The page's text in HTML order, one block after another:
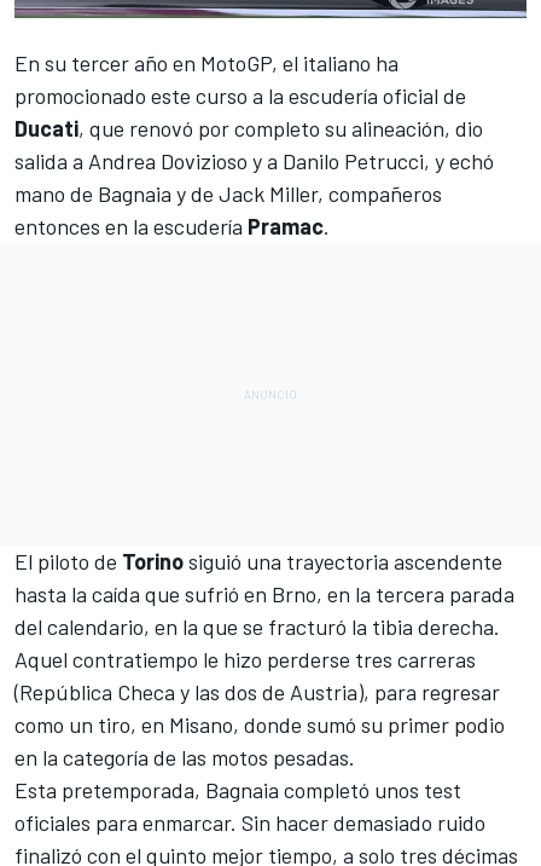
En su tercer año en MotoGP, el italiano ha
promocionado este curso a la escudería oficial de
Ducati, que renovó por completo su alineación, dio
salida a Andrea Dovizioso y a Danilo Petrucci, y echó
mano de Bagnaia y de Jack Miller, compañeros
entonces en la escudería Pramac.
El piloto de Torinosiguió una trayectoria ascendente
hasta la caída que sufrió en Brno, en la tercera parada
del calendario, en la que se fracturó la tibia derecha.
Aquel contratiempo le hizo perderse tres carreras
(República Checa y las dos de Austria), para regresar
como un tiro, en Misano, donde sumó su primer podio
en la categoría de las motos pesadas.
Esta pretemporada, Bagnaia completó unos test
oficiales para enmarcar. Sin hacer demasiado ruido
finalizó con el quinto mejor tiempo, a solo tres décimas